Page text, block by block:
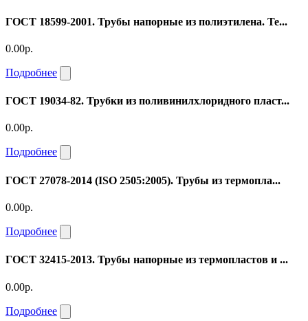
ГОСТ 18599-2001. Трубы напорные из полиэтилена. Те...
0.00р.
Подробнее
ГОСТ 19034-82. Трубки из поливинилхлоридного пласт...
0.00р.
Подробнее
ГОСТ 27078-2014 (ISO 2505:2005). Трубы из термопла...
0.00р.
Подробнее
ГОСТ 32415-2013. Трубы напорные из термопластов и ...
0.00р.
Подробнее